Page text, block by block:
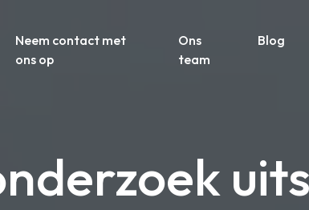
Neem contact met
ons op
Ons
team
Blog